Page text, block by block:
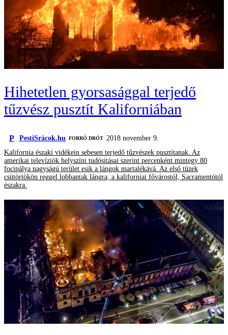
Hihetetlen gyorsasággal terjedő
tűzvész pusztít Kaliforniában
P PestiSrácok.hu FORRÓ DRÓT 2018 november 9.
Kalifornia északi vidékein sebesen terjedő tűzvészek pusztítanak. Az
amerikai televíziók helyszíni tudósításai szerint percenként mintegy 80
focipálya nagyságú terület esik a lángok martalékává. Az első tüzek
csütörtökön reggel lobbantak lángra, a kaliforniai fővárostól, Sacramentótól
északra.